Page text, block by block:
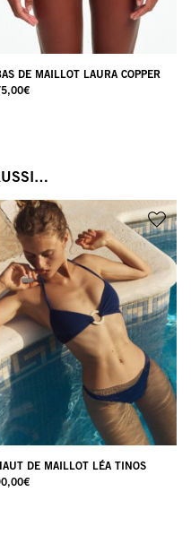
DE MAILLOT LAURA COPPER
€
DE MAILLOT LÉA TINOS
€